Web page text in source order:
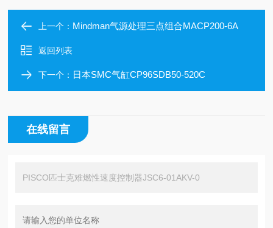
上一个： Mindman气源处理三点组合MACP200-6A
返回列表
下一个： 日本SMC气缸CP96SDB50-520C
在线留言